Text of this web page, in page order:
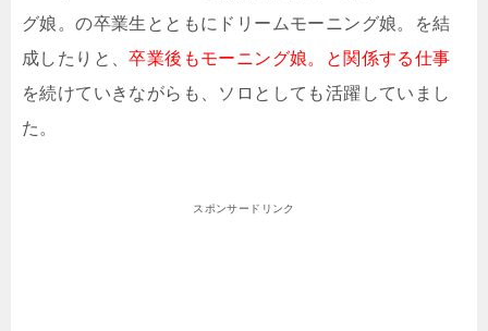
グ娘。の卒業生とともにドリームモーニング娘。を結
成したりと、卒業後もモーニング娘。と関係する仕事
を続けていきながらも、ソロとしても活躍していまし
た。
スポンサードリンク